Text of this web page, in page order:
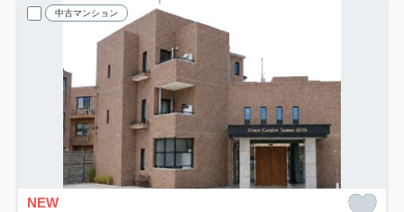
中古マンション
NEW